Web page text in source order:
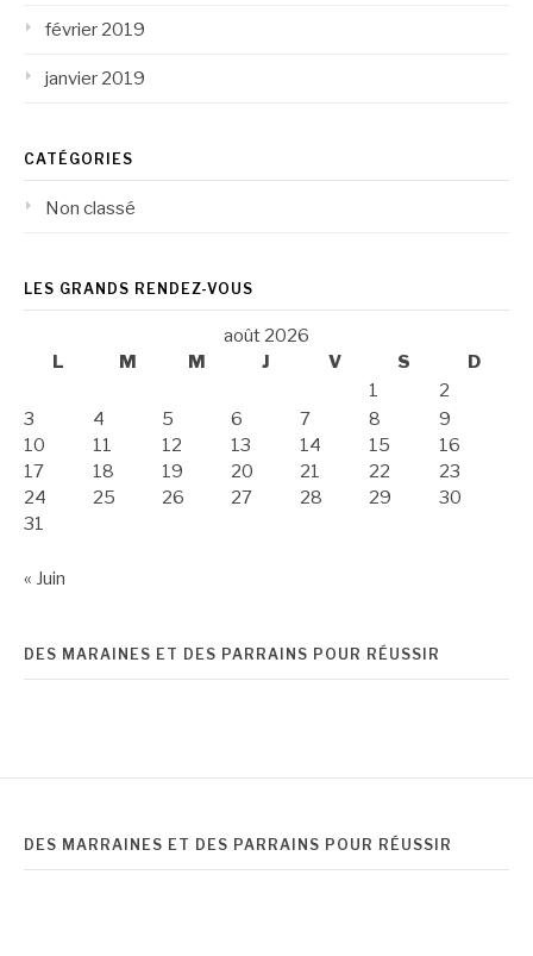
février 2019
janvier 2019
CATÉGORIES
Non classé
LES GRANDS RENDEZ-VOUS
août 2026
L
M M J V S
D
1
2
3
4 5 6 7 8
9
10
11 12 13 14 15
16
17
18 19 20 21 22
23
24
25 26 27 28 29
30
31
« Juin
DES MARAINES ET DES PARRAINS POUR RÉUSSIR
DES MARRAINES ET DES PARRAINS POUR RÉUSSIR